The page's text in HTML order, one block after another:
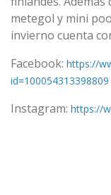
metegol y mini
invierno cuenta
Facebook: https://
id=100054313398809
Instagram: https://